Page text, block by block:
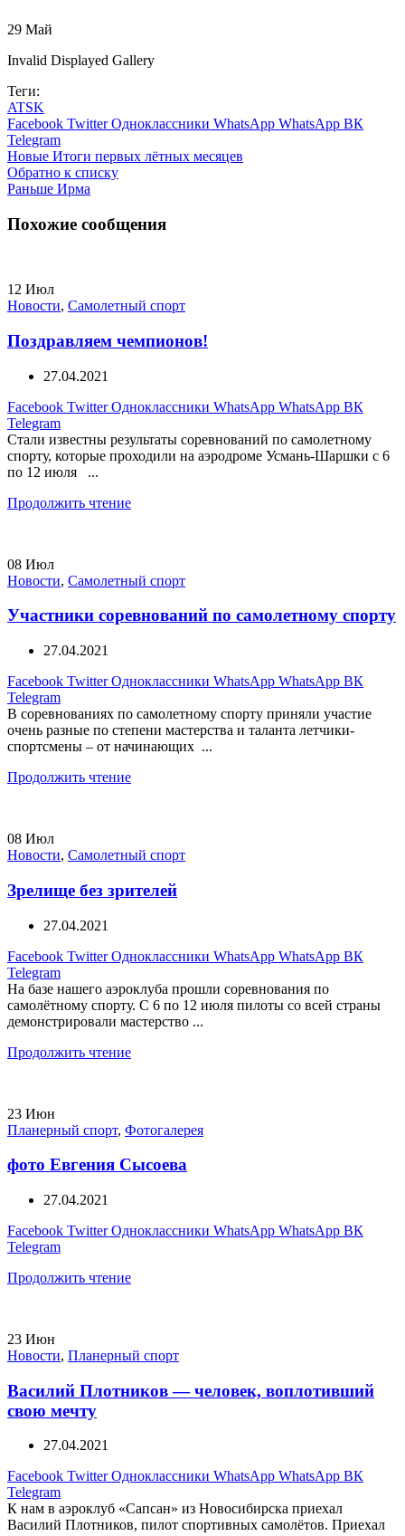
29 Май
Invalid Displayed Gallery
Теги:
ATSK
Facebook Twitter Одноклассники WhatsApp WhatsApp ВК
Telegram
Новые Итоги первых лётных месяцев
Обратно к списку
Раньше Ирма
Похожие сообщения
12 Июл
Новости, Самолетный спорт
Поздравляем чемпионов!
27.04.2021
Facebook Twitter Одноклассники WhatsApp WhatsApp ВК
Telegram
Стали известны результаты соревнований по самолетному
спорту, которые проходили на аэродроме Усмань-Шаршки с 6
по 12 июля ...
Продолжить чтение
08 Июл
Новости, Самолетный спорт
Участники соревнований по самолетному спорту
27.04.2021
Facebook Twitter Одноклассники WhatsApp WhatsApp ВК
Telegram
В соревнованиях по самолетному спорту приняли участие
очень разные по степени мастерства и таланта летчики-
спортсмены – от начинающих ...
Продолжить чтение
08 Июл
Новости, Самолетный спорт
Зрелище без зрителей
27.04.2021
Facebook Twitter Одноклассники WhatsApp WhatsApp ВК
Telegram
На базе нашего аэроклуба прошли соревнования по
самолётному спорту. С 6 по 12 июля пилоты со всей страны
демонстрировали мастерство ...
Продолжить чтение
23 Июн
Планерный спорт, Фотогалерея
фото Евгения Сысоева
27.04.2021
Facebook Twitter Одноклассники WhatsApp WhatsApp ВК
Telegram
Продолжить чтение
23 Июн
Новости, Планерный спорт
Василий Плотников — человек, воплотивший
свою мечту
27.04.2021
Facebook Twitter Одноклассники WhatsApp WhatsApp ВК
Telegram
К нам в аэроклуб «Сапсан» из Новосибирска приехал
Василий Плотников, пилот спортивных самолётов. Приехал